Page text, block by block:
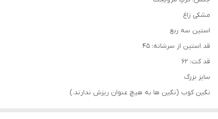
مشکی زاغ
استین سه ربع
قد استین از سرشانه: 45
قد کت: 62
سایز بزرگ
نگین کوب (نگین ها به هیچ عنوان ریزش ندارند.)